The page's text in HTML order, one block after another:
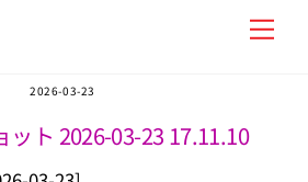
2026-03-23
ット 2026-03-23 17.11.10